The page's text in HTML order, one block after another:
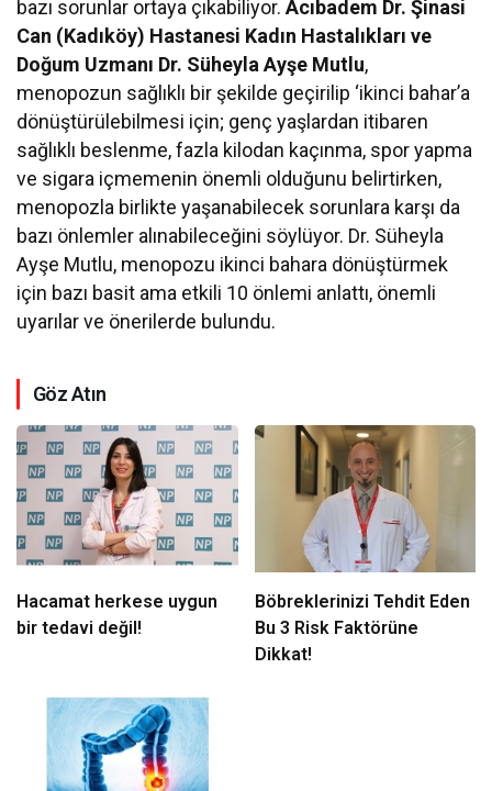
bazı sorunlar ortaya çıkabiliyor.Acıbadem Dr. Şinasi
Can (Kadıköy) Hastanesi Kadın Hastalıkları ve
Doğum Uzmanı Dr. Süheyla Ayşe Mutlu,
menopozun sağlıklı bir şekilde geçirilip ‘ikinci bahar’a
dönüştürülebilmesi için; genç yaşlardan itibaren
sağlıklı beslenme, fazla kilodan kaçınma, spor yapma
ve sigara içmemenin önemli olduğunu belirtirken,
menopozla birlikte yaşanabilecek sorunlara karşı da
bazı önlemler alınabileceğini söylüyor. Dr. Süheyla
Ayşe Mutlu, menopozu ikinci bahara dönüştürmek
için bazı basit ama etkili 10 önlemi anlattı, önemli
uyarılar ve önerilerde bulundu.
Göz Atın
Hacamat herkese uygun
bir tedavi değil!
Böbreklerinizi Tehdit Eden
Bu 3 Risk Faktörüne
Dikkat!